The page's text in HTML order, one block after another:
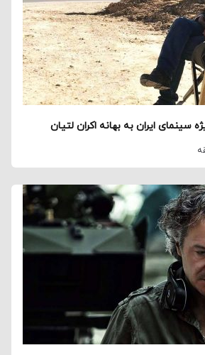
سینمای ایران به بهانه اکران لتیان